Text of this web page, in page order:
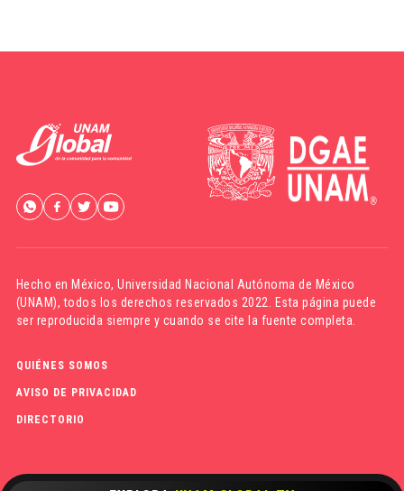
Hecho en México,Universidad Nacional Autónoma de México
(UNAM), todos los derechos reservados 2022. Esta página puede
ser reproducida siempre y cuando se cite la fuente completa.
QUIÉNES SOMOS
AVISO DE PRIVACIDAD
DIRECTORIO